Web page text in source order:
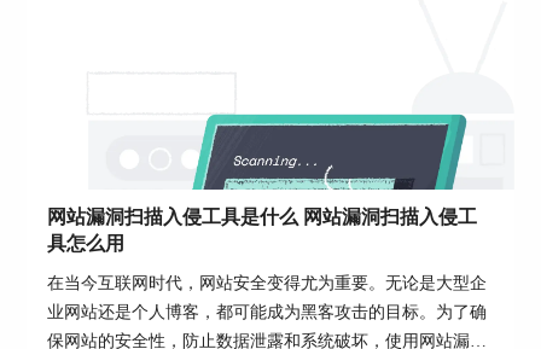
求伪造（CSRF）等。
2. 移动应用扫描：随着移动应用的普及，移动安全
问题也日益突出。AppScan提供了专门针对移动应
用的安全扫描，能够检测Android和iOS应用中的安
全漏洞，确保移动应用的安全性。
3. 网络扫描：除了Web和移动应用，AppScan还支
持对网络设备和系统的安全扫描。通过对网络设备
网站漏洞扫描入侵工具是什么 网站漏洞扫描入侵工
具怎么用
在当今互联网时代，网站安全变得尤为重要。无论是大型企
业网站还是个人博客，都可能成为黑客攻击的目标。为了确
保网站的安全性，防止数据泄露和系统破坏，使用网站漏洞